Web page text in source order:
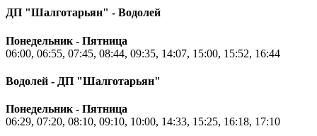
ДП "Шалготарьян" - Водолей
Понедельник - Пятница
06:00, 06:55, 07:45, 08:44, 09:35, 14:07, 15:00, 15:52, 16:44
Водолей - ДП "Шалготарьян"
Понедельник - Пятница
06:29, 07:20, 08:10, 09:10, 10:00, 14:33, 15:25, 16:18, 17:10